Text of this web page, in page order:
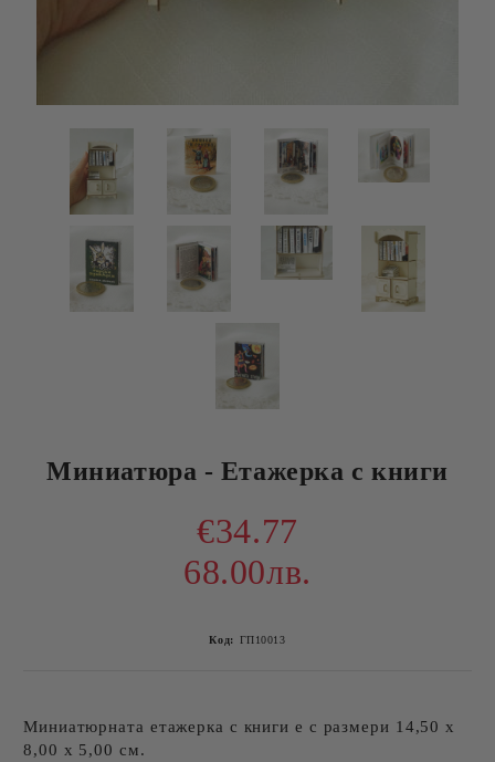
Миниатюра - Етажерка с книги
€34.77
68.00лв.
Код: ГП10013
Миниатюрната етажерка с книги е с размери 14,50 х
8,00 х 5,00 см.